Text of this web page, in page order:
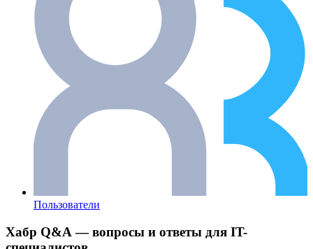
Пользователи
Хабр Q&A — вопросы и ответы для IT-